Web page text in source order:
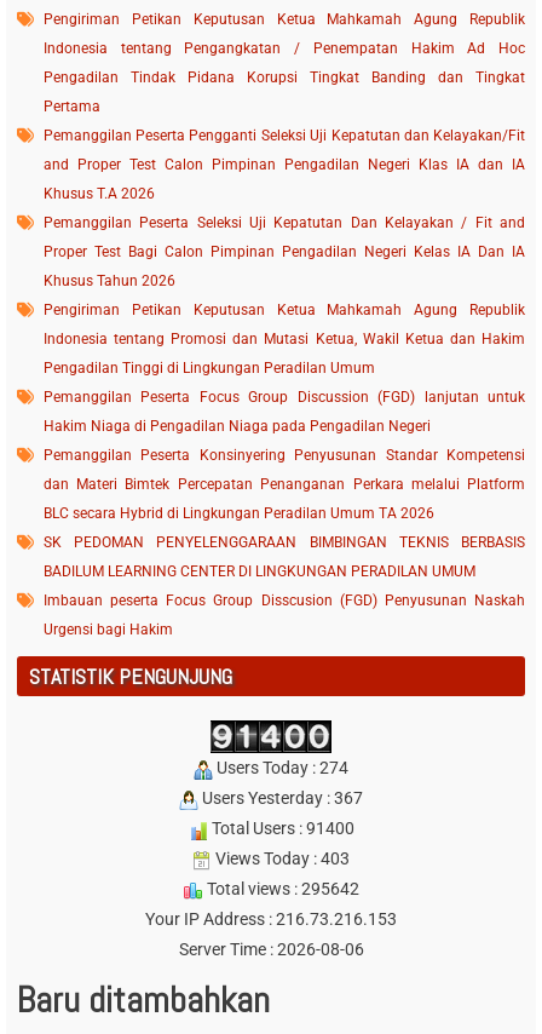
Pengiriman Petikan Keputusan Ketua Mahkamah Agung Republik
Indonesia tentang Pengangkatan / Penempatan Hakim Ad Hoc
Pengadilan Tindak Pidana Korupsi Tingkat Banding dan Tingkat
Pertama
Pemanggilan Peserta Pengganti Seleksi Uji Kepatutan dan Kelayakan/Fit
and Proper Test Calon Pimpinan Pengadilan Negeri Klas IA dan IA
Khusus T.A 2026
Pemanggilan Peserta Seleksi Uji Kepatutan Dan Kelayakan / Fit and
Proper Test Bagi Calon Pimpinan Pengadilan Negeri Kelas IA Dan IA
Khusus Tahun 2026
Pengiriman Petikan Keputusan Ketua Mahkamah Agung Republik
Indonesia tentang Promosi dan Mutasi Ketua, Wakil Ketua dan Hakim
Pengadilan Tinggi di Lingkungan Peradilan Umum
Pemanggilan Peserta Focus Group Discussion (FGD) lanjutan untuk
Hakim Niaga di Pengadilan Niaga pada Pengadilan Negeri
Pemanggilan Peserta Konsinyering Penyusunan Standar Kompetensi
dan Materi Bimtek Percepatan Penanganan Perkara melalui Platform
BLC secara Hybrid di Lingkungan Peradilan Umum TA 2026
SK PEDOMAN PENYELENGGARAAN BIMBINGAN TEKNIS BERBASIS
BADILUM LEARNING CENTER DI LINGKUNGAN PERADILAN UMUM
Imbauan peserta Focus Group Disscusion (FGD) Penyusunan Naskah
Urgensi bagi Hakim
STATISTIK PENGUNJUNG
Users Today : 274
Users Yesterday : 367
Total Users : 91400
Views Today : 403
Total views : 295642
Your IP Address : 216.73.216.153
Server Time : 2026-08-06
Baru ditambahkan